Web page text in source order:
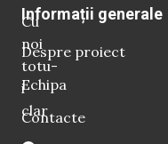
Cu
noi
totu-
i
clar
Informații generale
Despre proiect
Echipa
Contacte